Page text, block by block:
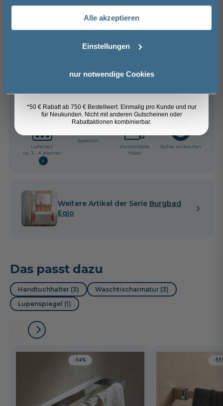
Alle akzeptieren
Einstellungen
nur notwendige Cookies
Lieferzeit:
ca. 3 - 4 Wochen
i
Spedition
Vormontierte
Möbel
Sicher einkaufen
Weitere Artikel der Serie Burgbad
Eqio
Das passt dazu
Handtuchhalter (3)
Waschtischarmatur (3)
Lupenspiegel (1)
-34% -
Email
Anmelden
*50 € Rabatt ab 750 € Bestellwert. Einmalig pro Kunde und nur
für Neukunden. Nicht mit anderen Gutscheinen oder
Rabattaktionen kombinierbar.